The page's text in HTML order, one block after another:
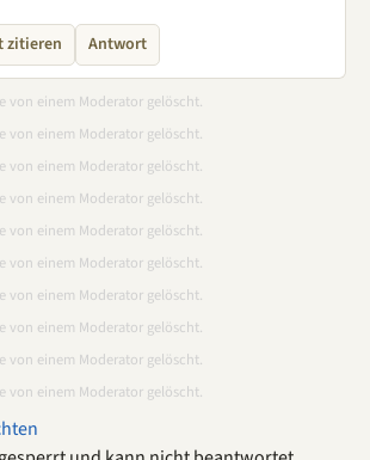
zitieren Antwort
von einem Moderator gelöscht.
von einem Moderator gelöscht.
von einem Moderator gelöscht.
von einem Moderator gelöscht.
von einem Moderator gelöscht.
von einem Moderator gelöscht.
von einem Moderator gelöscht.
von einem Moderator gelöscht.
von einem Moderator gelöscht.
von einem Moderator gelöscht.